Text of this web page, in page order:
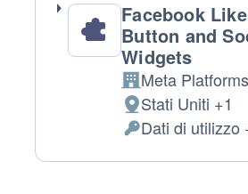
Facebook Like
Button and
Widgets
Azienda:
Meta
Luogo
del
trattamento:
Stati Uniti +1
Dati
Personali
Dati di utilizzo